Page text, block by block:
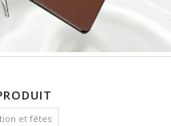
et fêtes